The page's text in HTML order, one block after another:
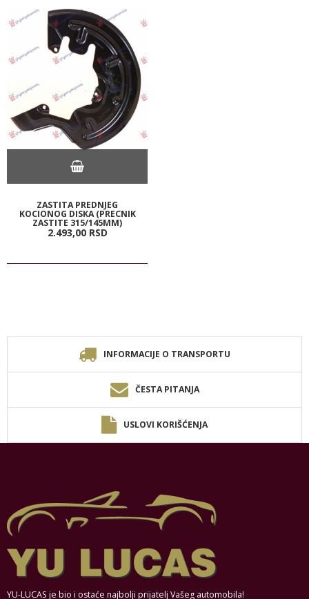
ZASTITA PREDNJEG
KOCIONOG DISKA (PRECNIK
ZASTITE 315/145MM)
2.493,00 RSD
INFORMACIJE O TRANSPORTU
ČESTA PITANJA
USLOVI KORIŠĆENJA
YU-LUCAS je bio i ostaće najbolji prijatelj Vašeg automobila!